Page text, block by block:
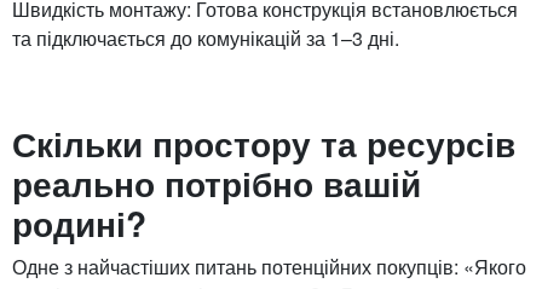
Швидкість монтажу: Готова конструкція встановлюється
та підключається до комунікацій за 1–3 дні.
Скільки простору та ресурсів
реально потрібно вашій
родині?
Одне з найчастіших питань потенційних покупців: «Якого